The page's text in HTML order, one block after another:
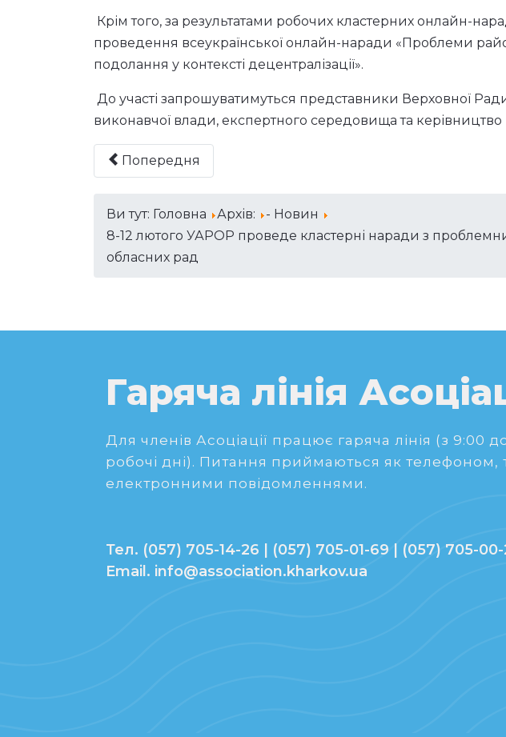
Крім того, за результатами робочих кластерних онлайн-
проведення всеукраїнської онлайн-наради «Проблеми
подолання у контексті децентралізації».
До участі запрошуватимуться представники Верховної
виконавчої влади, експертного середовища та керівництво
Попередня
Ви тут: Головна Архів:
- Новин
8-12 лютого УАРОР проведе кластерні наради з
обласних рад
Гаряча лінія
Для членів Асоціації працює гаряча лінія (з 9:00
робочі дні). Питання приймаються як телефоном,
електронними повідомленнями.
Тел. (057) 705-14-26 | (057) 705-01-69 | (057) 705-
Email. info@association.kharkov.ua